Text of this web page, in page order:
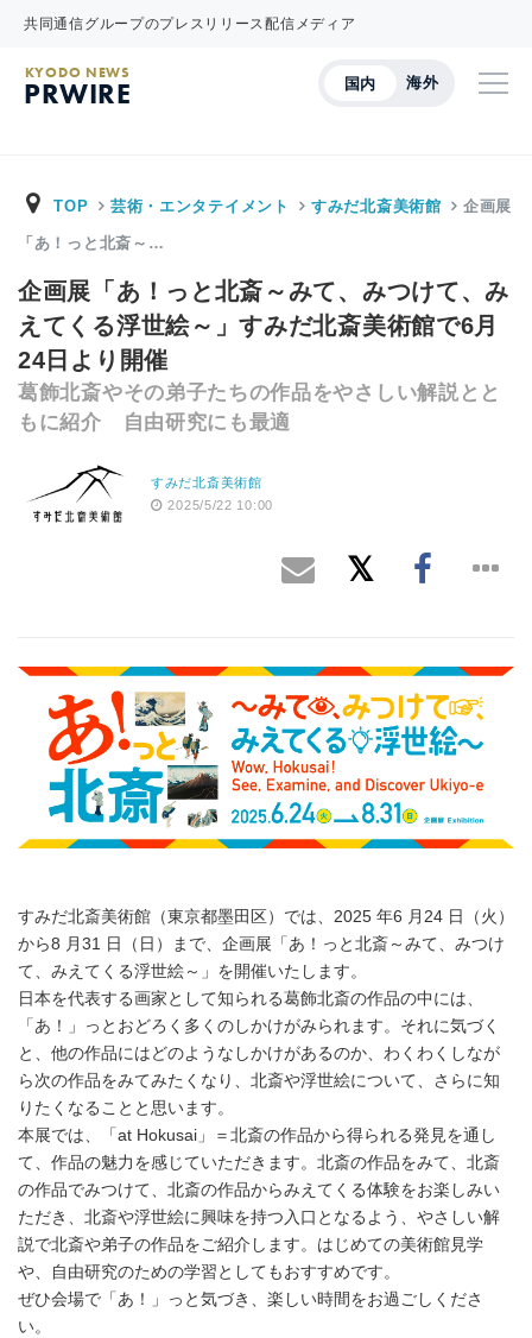
共同通信グループのプレスリリース配信メディア
国内 海外
KYODO NEWS
PRWIRE
TOP 芸術・エンタテイメント すみだ北斎美術館 企画展
「あ！っと北斎～…
企画展「あ！っと北斎～みて、みつけて、み
えてくる浮世絵～」すみだ北斎美術館で6月
24日より開催
葛飾北斎やその弟子たちの作品をやさしい解説とと
もに紹介 自由研究にも最適
すみだ北斎美術館
2025/5/22 10:00
すみだ北斎美術館（東京都墨田区）では、2025 年6 月24 日（火）
から8 月31 日（日）まで、企画展「あ！っと北斎～みて、みつけ
て、みえてくる浮世絵～」を開催いたします。
日本を代表する画家として知られる葛飾北斎の作品の中には、
「あ！」っとおどろく多くのしかけがみられます。それに気づく
と、他の作品にはどのようなしかけがあるのか、わくわくしなが
ら次の作品をみてみたくなり、北斎や浮世絵について、さらに知
りたくなることと思います。
本展では、「at Hokusai」＝北斎の作品から得られる発見を通し
て、作品の魅力を感じていただきます。北斎の作品をみて、北斎
の作品でみつけて、北斎の作品からみえてくる体験をお楽しみい
ただき、北斎や浮世絵に興味を持つ入口となるよう、やさしい解
説で北斎や弟子の作品をご紹介します。はじめての美術館見学
や、自由研究のための学習としてもおすすめです。
ぜひ会場で「あ！」っと気づき、楽しい時間をお過ごしくださ
い。